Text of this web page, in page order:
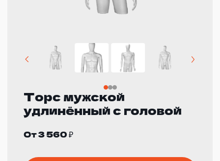
Торс мужской
удлинённый с головой
От 3 560 ₽